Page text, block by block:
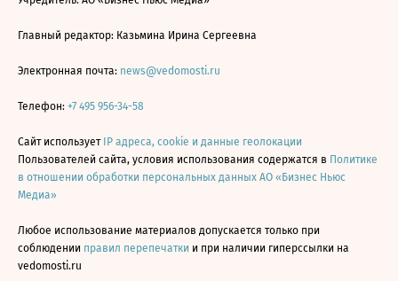
Главный редактор: Казьмина Ирина Сергеевна
Электронная почта: news@vedomosti.ru
Телефон: +7 495 956-34-58
Сайт использует IP адреса, cookie и данные геолокации
Пользователей сайта, условия использования содержатся в Политике
в отношении обработки персональных данных АО «Бизнес Ньюс
Медиа»
Любое использование материалов допускается только при
соблюдении правил перепечатки и при наличии гиперссылки на
vedomosti.ru